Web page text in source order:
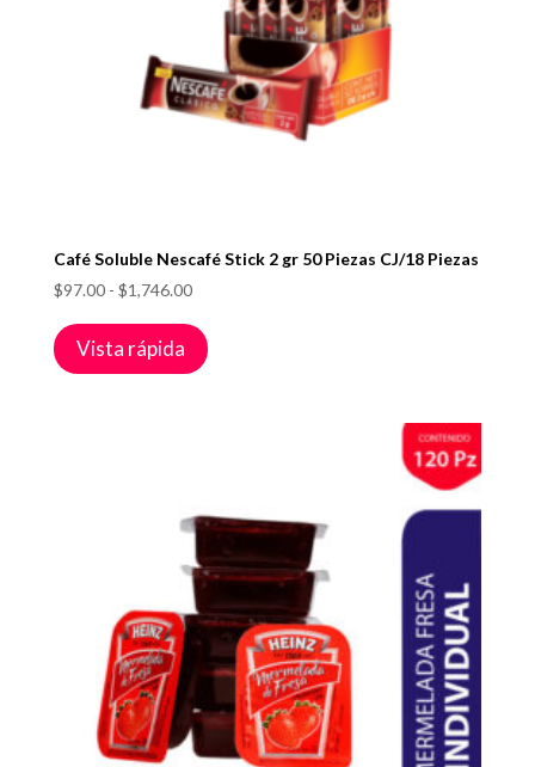
Café Soluble Nescafé Stick 2 gr 50 Piezas CJ/18 Piezas
$97.00 - $1,746.00Rango
precios:
desde
Vista rápida